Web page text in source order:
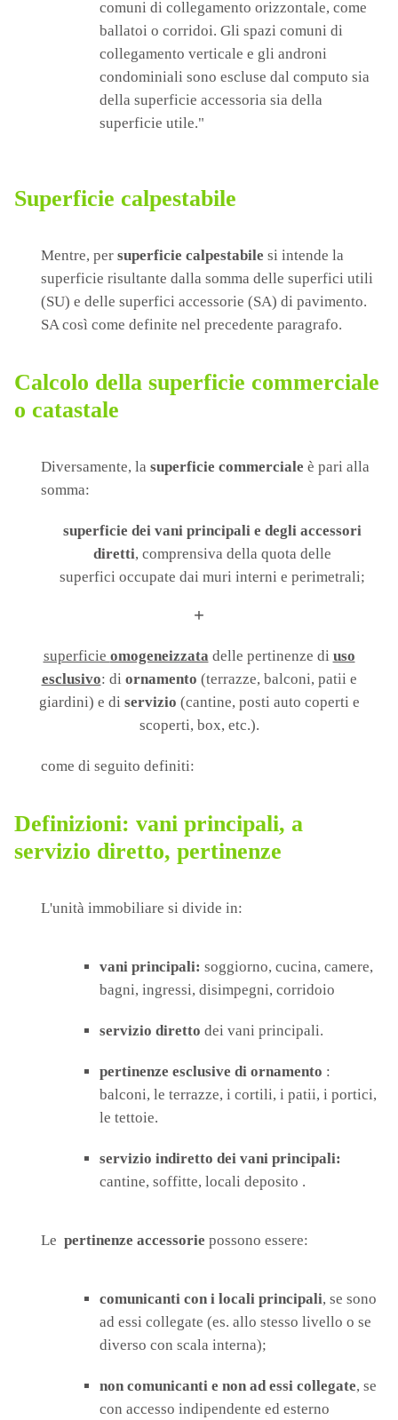
comuni di collegamento orizzontale, come
ballatoi o corridoi. Gli spazi comuni di
collegamento verticale e gli androni
condominiali sono escluse dal computo sia
della superficie accessoria sia della
superficie utile."
Superficie calpestabile
Mentre, per superficie calpestabile si intende la
superficie risultante dalla somma delle superfici utili
(SU) e delle superfici accessorie (SA) di pavimento.
SA così come definite nel precedente paragrafo.
Calcolo della superficie commerciale
o catastale
Diversamente, la superficie commerciale è pari alla
somma:
superficie dei vani principali e degli accessori
diretti, comprensiva della quota delle
superfici occupate dai muri interni e perimetrali;
+
superficie omogeneizzatadelle pertinenze di uso
esclusivo: di ornamento (terrazze, balconi, patii e
giardini) e diservizio (cantine, posti auto coperti e
scoperti, box, etc.).
come di seguito definiti:
Definizioni: vani principali, a
servizio diretto, pertinenze
L'unità immobiliare si divide in:
vani principali: soggiorno, cucina, camere,
bagni, ingressi, disimpegni, corridoio
servizio diretto dei vani principali.
pertinenze esclusive di ornamento :
balconi, le terrazze, i cortili, i patii, i portici,
le tettoie.
servizio indiretto dei vani principali:
cantine, soffitte, locali deposito .
Le pertinenze accessorie possono essere:
comunicanti con i locali principali, se sono
ad essi collegate (es. allo stesso livello o se
diverso con scala interna);
non comunicanti e non ad essi collegate, se
con accesso indipendente ed esterno